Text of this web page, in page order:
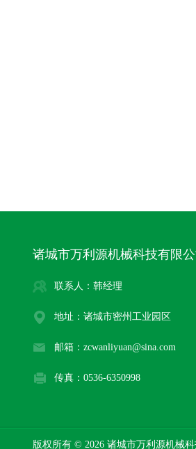
诸城市万利源机械科技有限公
联系人：韩经理
地址：诸城市密州工业园区
邮箱：zcwanliyuan@sina.com
传真：0536-6350998
版权所有 © 2026 诸城市万利源机械